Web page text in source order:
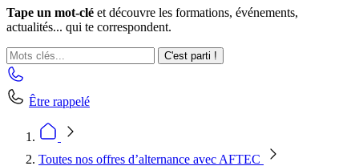
Tape un mot-clé et découvre les formations, événements,
actualités... qui te correspondent.
C'est parti !
Être rappelé
Toutes nos offres d’alternance avec AFTEC